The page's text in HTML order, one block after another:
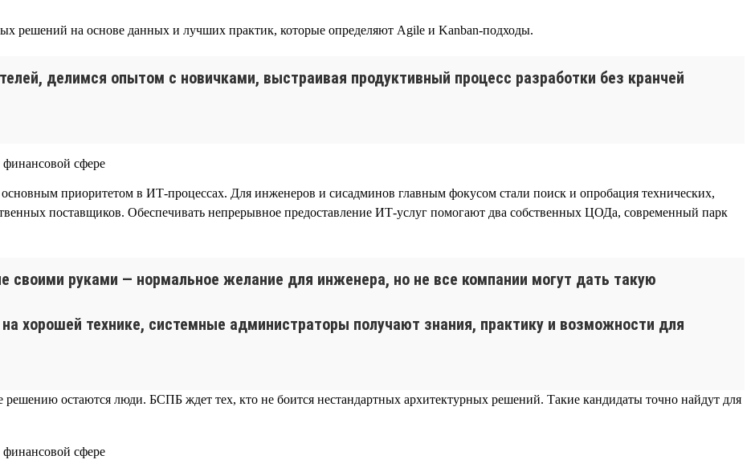
решений на основе данных и лучших практик, которые определяют Agile и Kanban-подходы.
делимся опытом с новичками, выстраивая продуктивный процесс разработки без кранчей
приоритетом в ИТ-процессах. Для инженеров и сисадминов главным фокусом стали поиск и опробация технических,
поставщиков. Обеспечивать непрерывное предоставление ИТ-услуг помогают два собственных ЦОДа, современный парк
своими руками — нормальное желание для инженера, но не все компании могут дать такую
хорошей технике, системные администраторы получают знания, практику и возможности для
решению остаются люди. БСПБ ждет тех, кто не боится нестандартных архитектурных решений. Такие кандидаты точно найдут для